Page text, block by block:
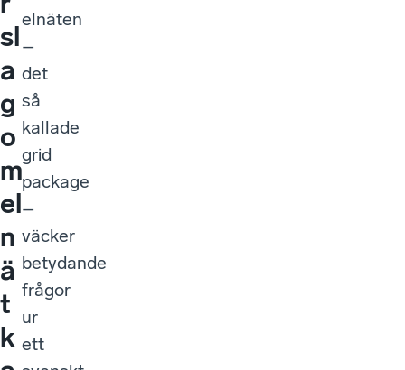
sl
a
g
o
m
el
n
ä
t
k
elnäten
–
det
så
kallade
grid
package
–
väcker
betydande
frågor
ur
ett